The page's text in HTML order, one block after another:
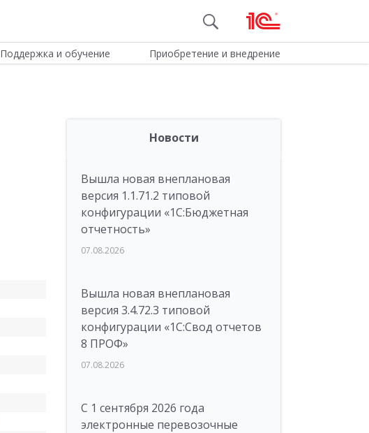
Поддержка и обучение Приобретение и внедрение
Новости
Вышла новая внеплановая
версия 1.1.71.2 типовой
конфигурации «1C:Бюджетная
отчетность»
07.08.2026
Вышла новая внеплановая
версия 3.4.72.3 типовой
конфигурации «1C:Свод отчетов
8 ПРОФ»
07.08.2026
С 1 сентября 2026 года
электронные перевозочные